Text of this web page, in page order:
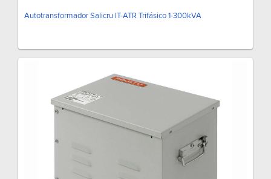
Autotransformador Salicru IT-ATR Trifásico 1-300kVA